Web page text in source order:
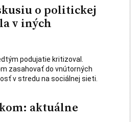
o politickej
v iných
podujatie kritizoval.
zasahovať do vnútorných
v stredu na sociálnej sieti.
aktuálne